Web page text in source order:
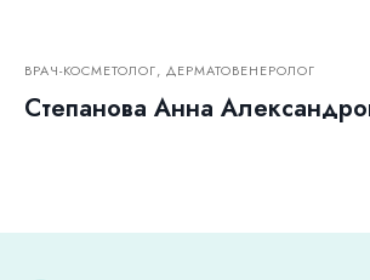
ВРАЧ-КОСМЕТОЛОГ, ДЕРМАТОВЕНЕРОЛОГ
Степанова Анна